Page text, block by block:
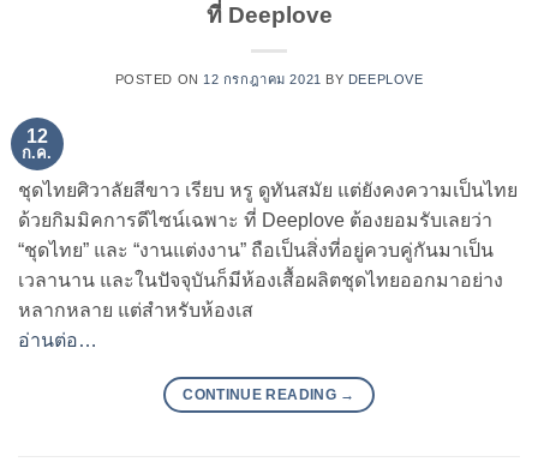
ที่ Deeplove
POSTED ON 12 กรกฎาคม 2021 BY DEEPLOVE
12
ก.ค.
ชุดไทยศิวาลัยสีขาว เรียบ หรู ดูทันสมัย แต่ยังคงความเป็นไทย
ด้วยกิมมิคการดีไซน์เฉพาะ ที่ Deeplove ต้องยอมรับเลยว่า
“ชุดไทย” และ “งานแต่งงาน” ถือเป็นสิ่งที่อยู่ควบคู่กันมาเป็น
เวลานาน และในปัจจุบันก็มีห้องเสื้อผลิตชุดไทยออกมาอย่าง
หลากหลาย แต่สำหรับห้องเส
อ่านต่อ…
CONTINUE READING →